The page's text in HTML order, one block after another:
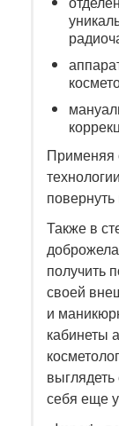
Применяя
Также в
получить
своей
и
кабинеты
себя еще